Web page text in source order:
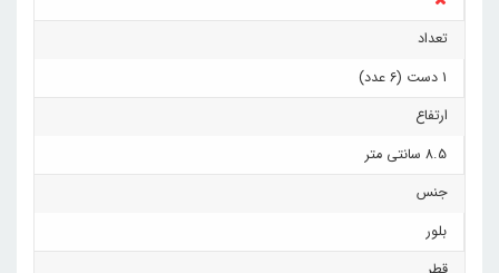
تعداد
1 دست (6 عدد)
ارتفاع
8.5 سانتی متر
جنس
بلور